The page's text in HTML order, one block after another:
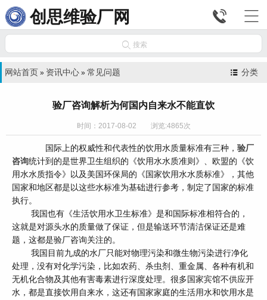
创思维验厂网 

 搜索
分类
网站首页 » 资讯中心 » 常见问题
验厂咨询解析为何国内自来水不能直饮
时间：2017-08-02 浏览:4865次
国际上的权威性和代表性的饮用水质量标准有三种， 验厂
咨询统计到的是世界卫生组织的《饮用水水质准则》、欧盟的《饮
用水水质指令》以及美国环保局的《国家饮用水水质标准》，其他
国家和地区都是以这些水标准为基础进行参考，制定了国家的标准
执行。
我国也有《生活饮用水卫生标准》是和国际标准相符合的，
这就是对源头水的质量做了保证，但是输送环节清洁保证还是难
题，这都是验厂咨询关注的。
我国目前九成的水厂只能对物理污染和微生物污染进行净化
处理，没有对化学污染，比如农药、杀虫剂、重金属、各种有机和
无机化合物及其他有害毒素进行深度处理。很多国家宾馆不供应开
水，都是直接饮用自来水，这还有国家家庭的生活用水和饮用水是